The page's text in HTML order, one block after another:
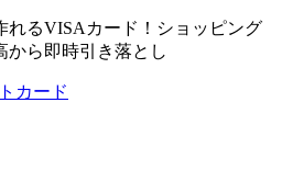
れるVISAカード！ショッピング
から即時引き落とし
カード